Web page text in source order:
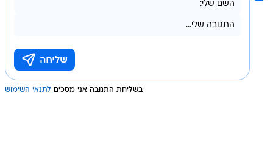
בשליחת התגובה אני מסכים לתנאי השימוש